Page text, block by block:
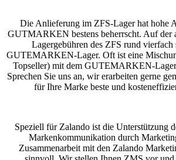
Die Anlieferung im ZFS-Lager hat hohe
GUTMARKEN bestens beherrscht. Auf der
Lagergebühren des ZFS rund
GUTEMARKEN-Lager. Oft ist eine
Topseller) mit dem GUTEMARKEN-
Sprechen Sie uns an, wir erarbeiten gerne
für Ihre Marke beste und
Speziell für Zalando ist die Unterstützung
Markenkommunikation durch
Zusammenarbeit mit den Zalando